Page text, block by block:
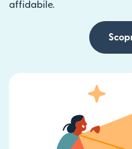
affidabile.